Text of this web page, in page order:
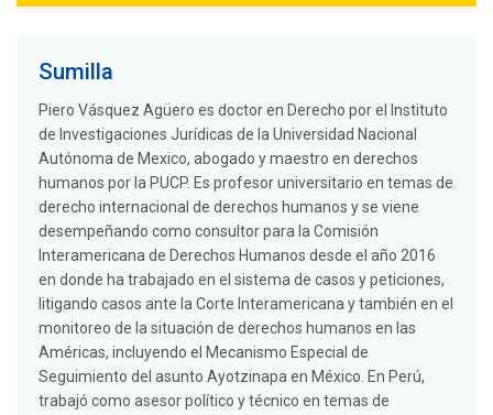
Sumilla
Piero Vásquez Agüero es doctor en Derecho por el Instituto
de Investigaciones Jurídicas de la Universidad Nacional
Autónoma de Mexico, abogado y maestro en derechos
humanos por la PUCP. Es profesor universitario en temas de
derecho internacional de derechos humanos y se viene
desempeñando como consultor para la Comisión
Interamericana de Derechos Humanos desde el año 2016
en donde ha trabajado en el sistema de casos y peticiones,
litigando casos ante la Corte Interamericana y también en el
monitoreo de la situación de derechos humanos en las
Américas, incluyendo el Mecanismo Especial de
Seguimiento del asunto Ayotzinapa en México. En Perú,
trabajó como asesor político y técnico en temas de